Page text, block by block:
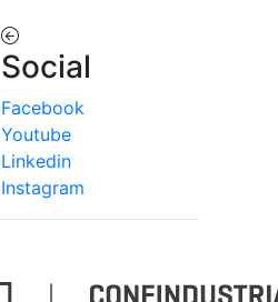
Social
Facebook
Youtube
Linkedin
Instagram